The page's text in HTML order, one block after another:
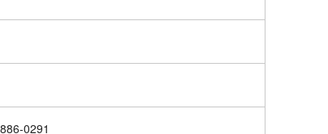
0291